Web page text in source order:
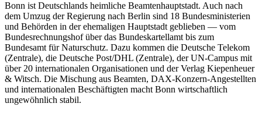
Bonn ist Deutschlands heimliche Beamtenhauptstadt. Auch nach
dem Umzug der Regierung nach Berlin sind 18 Bundesministerien
und Behörden in der ehemaligen Hauptstadt geblieben — vom
Bundesrechnungshof über das Bundeskartellamt bis zum
Bundesamt für Naturschutz. Dazu kommen die Deutsche Telekom
(Zentrale), die Deutsche Post/DHL (Zentrale), der UN-Campus mit
über 20 internationalen Organisationen und der Verlag Kiepenheuer
& Witsch. Die Mischung aus Beamten, DAX-Konzern-Angestellten
und internationalen Beschäftigten macht Bonn wirtschaftlich
ungewöhnlich stabil.